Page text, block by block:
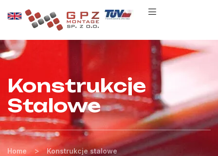
Konstrukcje
Stalowe
Home > Konstrukcje stalowe